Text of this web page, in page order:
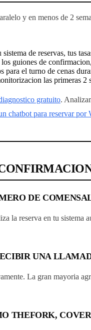
y en menos de 2
de reservas, tus
guiones de
el turno de cenas
las primeras
gratuito.
chatbot para reservar por
DE
la reserva en tu sistema
UNA
La gran mayoria
THEFORK,